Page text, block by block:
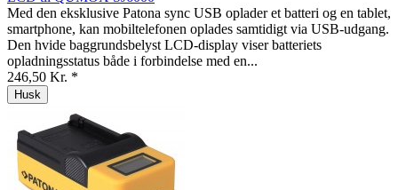
Med den eksklusive Patona sync USB oplader et batteri og en tablet,
smartphone, kan mobiltelefonen oplades samtidigt via USB-udgang.
Den hvide baggrundsbelyst LCD-display viser batteriets
opladningsstatus både i forbindelse med en...
246,50 Kr. *
Husk